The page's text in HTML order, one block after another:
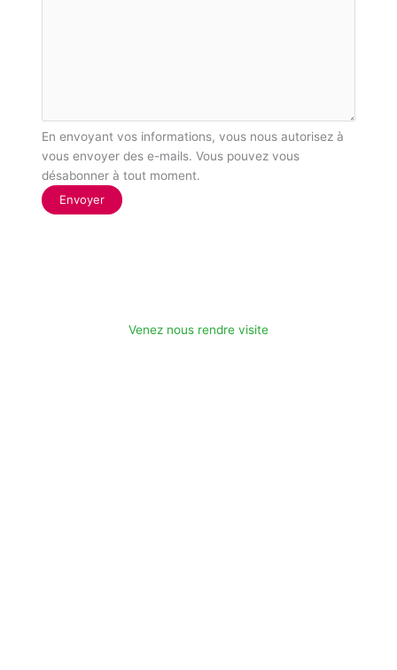
En envoyant vos informations, vous nous autorisez à
vous envoyer des e-mails. Vous pouvez vous
désabonner à tout moment.
Envoyer
Venez nous rendre visite